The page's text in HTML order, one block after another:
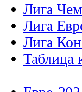
Лига
Лига
Лига
Таблица